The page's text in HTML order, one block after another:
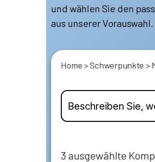
und wählen Sie den
aus unserer Vorauswahl.
Home >Schwerpunkte >
3 ausgewählte